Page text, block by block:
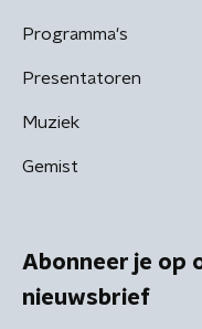
Programma's
Presentatoren
Muziek
Gemist
Abonneer je op
nieuwsbrief